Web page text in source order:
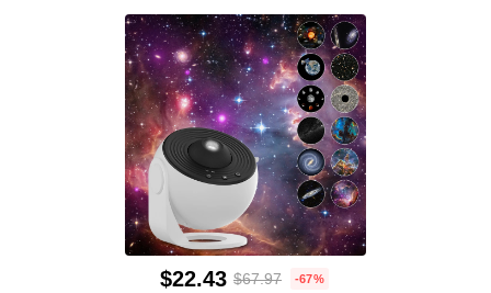
$22.43 $67.97 -67%